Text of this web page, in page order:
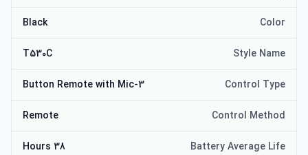
Color
Black
Style Name
T530C
Control Type
3-Button Remote with Mic
Control Method
Remote
Battery Average Life
38 Hours